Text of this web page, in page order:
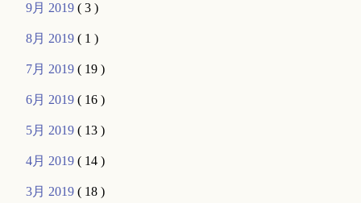
9月 2019( 3 )
8月 2019( 1 )
7月 2019( 19 )
6月 2019( 16 )
5月 2019( 13 )
4月 2019( 14 )
3月 2019( 18 )